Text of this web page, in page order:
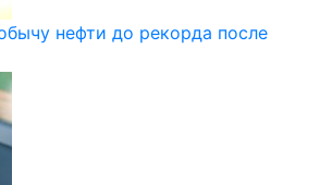
нефти до рекорда после